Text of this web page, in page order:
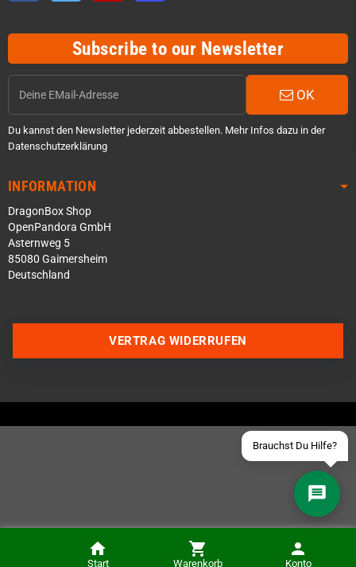
Subscribe to our Newsletter
OK
Du kannst den Newsletter jederzeit abbestellen. Mehr Infos dazu in der
Datenschutzerklärung
INFORMATION
DragonBox Shop
OpenPandora GmbH
Asternweg 5
85080 Gaimersheim
Deutschland
Start Warenkorb Konto
Brauchst Du Hilfe?
Schick uns eine eMail
VERTRAG WIDERRUFEN